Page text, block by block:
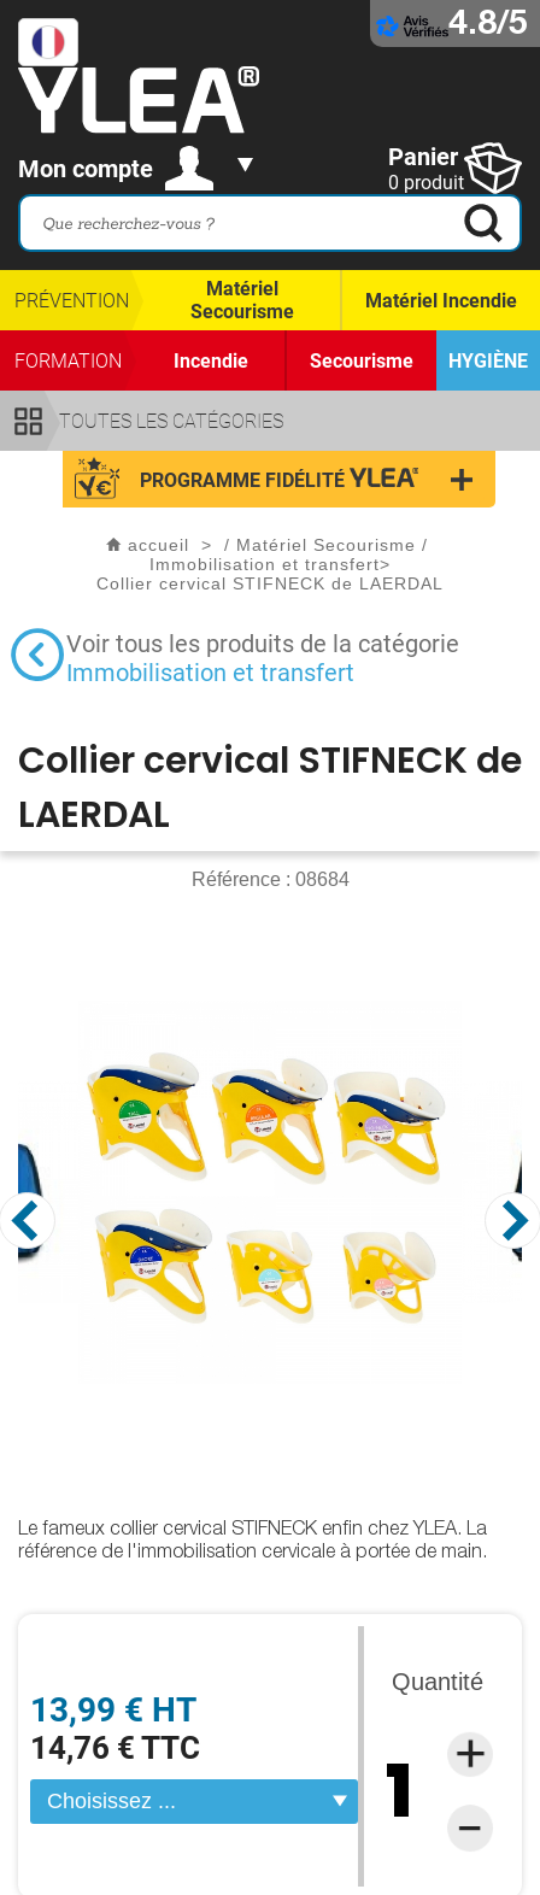
4.8/5
Mon compte Panier
0 produit
TOUTES LES CATÉGORIES
PRÉVENTION
Matériel
Secourisme
Matériel Incendie
FORMATION Incendie Secourisme HYGIÈNE
PROGRAMME FIDÉLITÉ
accueil > / Matériel Secourisme /
Immobilisation et transfert>
Collier cervical STIFNECK de LAERDAL
Voir tous les produits de la catégorie
Immobilisation et transfert
Collier cervical STIFNECK de
LAERDAL
Référence : 08684
13,99 € HT
14,76 € TTC
Quantité
Le fameux collier cervical STIFNECK enfin chez YLEA. La
référence de l'immobilisation cervicale à portée de main.